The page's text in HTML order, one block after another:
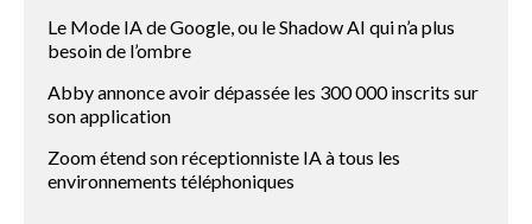
Le Mode IA de Google, ou le Shadow AI qui n’a plus
besoin de l’ombre
Abby annonce avoir dépassée les 300 000 inscrits sur
son application
Zoom étend son réceptionniste IA à tous les
environnements téléphoniques